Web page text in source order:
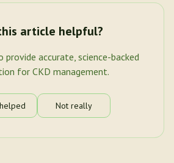
article helpful?
provide accurate, science-backed
for CKD management.
Not really